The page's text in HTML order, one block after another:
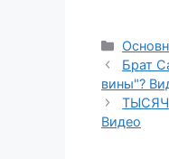
Брат
вины"?
Видео